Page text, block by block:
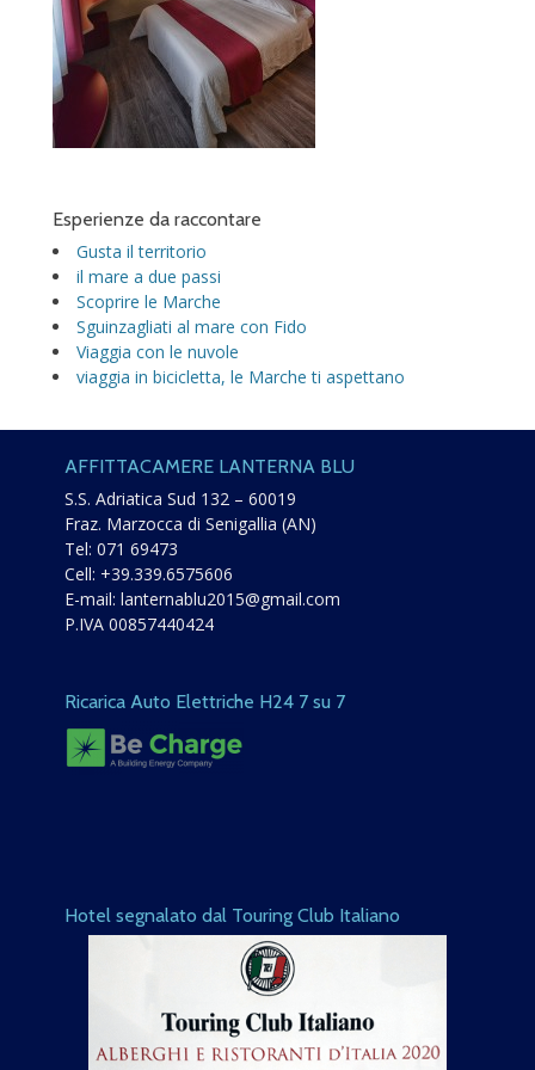
Esperienze da raccontare
Gusta il territorio
il mare a due passi
Scoprire le Marche
Sguinzagliati al mare con Fido
Viaggia con le nuvole
viaggia in bicicletta, le Marche ti aspettano
AFFITTACAMERE LANTERNA BLU
S.S. Adriatica Sud 132 – 60019
Fraz. Marzocca di Senigallia (AN)
Tel: 071 69473
Cell: +39.339.6575606
E-mail: lanternablu2015@gmail.com
P.IVA 00857440424
Ricarica Auto Elettriche H24 7 su 7
Hotel segnalato dal Touring Club Italiano